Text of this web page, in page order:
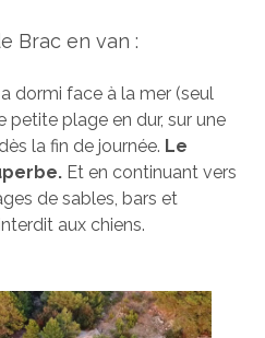
Brac en van :
dormi face à la mer (seul
plage en dur, sur une
la fin de journée. Le
Et en continuant vers
de sables, bars et
aux chiens.